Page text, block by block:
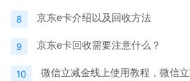
8 京东e卡介绍以及回收方法
9 京东e卡回收需要注意什么？
10 微信立减金线上使用教程，微信立